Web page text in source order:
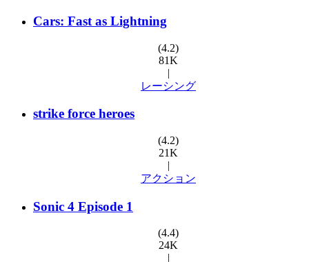
Cars: Fast as Lightning
(4.2)
81K
|
レーシング
strike force heroes
(4.2)
21K
|
アクション
Sonic 4 Episode 1
(4.4)
24K